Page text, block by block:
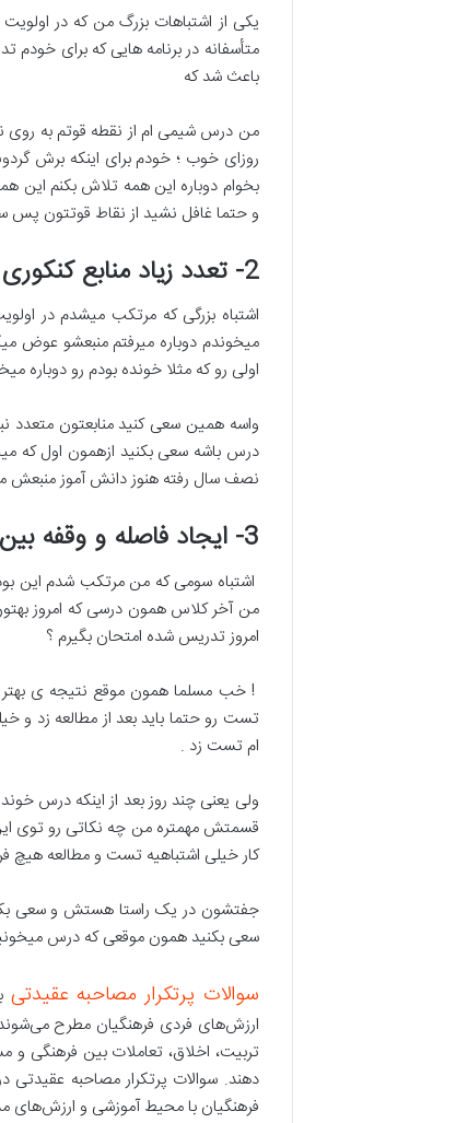
یکی از اشتباهات بزرگ من که در
متأسفانه در برنامه هایی که برای
باعث شد که
من درس شیمی ام از نقطه قوتم به روی
روزای خوب ؛ خودم برای اینکه برش
بخوام دوباره این همه تلاش بکنم این
و حتما غافل نشید از نقاط قوتتون پس
2- تعدد زیاد منابع کنکوری
اشتباه بزرگی که مرتکب میشدم در
میخوندم دوباره میرفتم منبعشو عوض
اولی رو که مثلا خونده بودم رو
واسه همین سعی کنید منابعتون متعدد
درس باشه سعی بکنید ازهمون اول که
نصف سال رفته هنوز دانش آموز
3- ایجاد فاصله و وقفه بین مطالعه و تست زنی
اشتباه سومی که من مرتکب شدم این
من آخر کلاس همون درسی که امروز
امروز تدریس شده امتحان بگیرم ؟
! خب مسلما همون موقع نتیجه ی
تست رو حتما باید بعد از مطالعه زد و
ام تست زد .
ولی یعنی چند روز بعد از اینکه درس
قسمتش مهمتره من چه نکاتی رو توی
کار خیلی اشتباهیه تست و مطالعه هیچ
جفتشون در یک راستا هستش و سعی بکنیم
سعی بکنید همون موقعی که درس
سوالات پرتکرار مصاحبه عقیدتی
ارزش‌های فردی فرهنگیان مطرح می‌شوند.
تربیت، اخلاق، تعاملات بین فرهنگی و
دهند. سوالات پرتکرار مصاحبه عقیدتی
فرهنگیان با محیط آموزشی و ارزش‌های